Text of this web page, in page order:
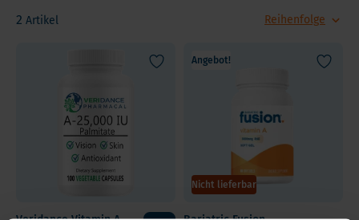
2 Artikel
Angebot!
Nicht lieferbar